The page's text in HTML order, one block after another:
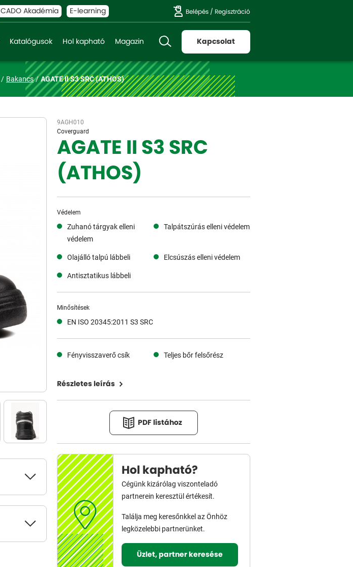
CADO Akadémia E-learning Belépés / Regisztráció
Katalógusok Hol kapható Magazin Kapcsolat
Bakancs AGATE II S3 SRC (ATHOS)
9AGH010
Coverguard
AGATE II S3 SRC
(ATHOS)
Védelem
Zuhanó tárgyak elleni
védelem
Talpátszúrás elleni védelem
Olajálló talpú lábbeli
Elcsúszás elleni védelem
Antisztatikus lábbeli
Minősítések
EN ISO 20345:2011 S3 SRC
Fényvisszaverő csík Teljes bőr felsőrész
Részletes leírás
PDF listához
Hol kapható?
Cégünk kizárólag viszonteladó
partnerein keresztül értékesít.
Találja meg keresőnkkel az Önhöz
legközelebbi partnerünket.
Üzlet, partner keresése